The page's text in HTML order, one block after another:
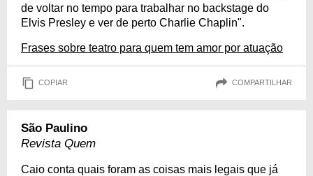
de voltar no tempo para trabalhar no backstage do
Elvis Presley e ver de perto Charlie Chaplin".
Frases sobre teatro para quem tem amor por atuação
COPIAR COMPARTILHAR
São Paulino
Revista Quem
Caio conta quais foram as coisas mais legais que já